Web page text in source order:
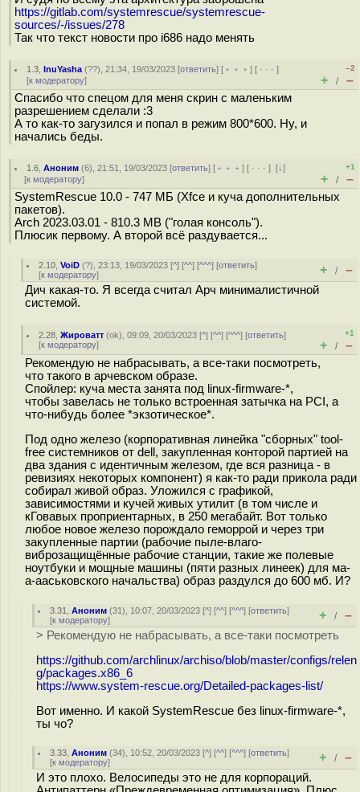
https://gitlab.com/systemrescue/systemrescue-
sources/-/issues/278
Так что текст новости про i686 надо менять
1.3 ,InuYasha (??), 21:34, 19/03/2023 [ответить] [ ﹢﹢﹢] [ · · ·]
[к модератору]
–2
+ / –
Спасибо что спецом для меня скрин с маленьким
разрешением сделали :3
А то как-то загузился и попал в режим 800*600. Ну, и
начались беды.
1.6 ,Аноним (6), 21:51, 19/03/2023 [ответить] [ ﹢﹢﹢] [ · · ·][↓]
[к модератору]
+1
+ / –
SystemRescue 10.0 - 747 МБ (Xfce и куча дополнительных
пакетов).
Arch 2023.03.01 - 810.3 MB ("голая консоль").
Плюсик первому. А второй всё раздувается...
2.10 ,VoiD (?), 23:13, 19/03/2023 [^] [^^] [^^^] [ответить]
[к модератору] + / –
Дич какая-то. Я всегда считал Арч минималистичной
системой.
2.28 ,Жироватт (ok), 09:09, 20/03/2023 [^] [^^] [^^^] [ответить]
[к модератору]
+1
+ / –
Рекомендую не набрасывать, а все-таки посмотреть,
что такого в арчевском образе.
Спойлер: куча места занята под linux-firmware-*,
чтобы завелась не только встроенная затычка на PCI, а
что-нибудь более *экзотическое*.
Под одно железо (корпоративная линейка "сборных" tool-
free системников от dell, закупленная конторой партией на
два здания с идентичным железом, где вся разница - в
ревизиях некоторых компонент) я как-то ради прикола ради
собирал живой образ. Уложился с графикой,
зависимостями и кучей живых утилит (в том числе и
кГовавых проприентарных, в 250 мегабайт. Вот только
любое новое железо порождало геморрой и через три
закупленные партии (рабочие пыле-влаго-
виброзащищённые рабочие станции, такие же полевые
ноутбуки и мощные машины (пяти разных линеек) для ма-
а-ааськовского начальства) образ раздулся до 600 мб. И?
3.31 ,Аноним (31), 10:07, 20/03/2023 [^] [^^] [^^^] [ответить]
[к модератору] + / –
> Рекомендую не набрасывать, а все-таки посмотреть
https://github.com/archlinux/archiso/blob/master/configs/relen
g/packages.x86_6
https://www.system-rescue.org/Detailed-packages-list/
Вот именно. И какой SystemRescue без linux-firmware-*,
ты чо?
3.33 ,Аноним (34), 10:52, 20/03/2023 [^] [^^] [^^^] [ответить]
[к модератору] + / –
И это плохо. Велосипеды это не для корпораций.